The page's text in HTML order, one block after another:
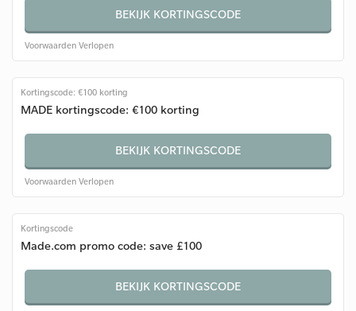
BEKIJK KORTINGSCODE
Voorwaarden Verlopen
Kortingscode: €100 korting
MADE kortingscode: €100 korting
BEKIJK KORTINGSCODE
Voorwaarden Verlopen
Kortingscode
Made.com promo code: save £100
BEKIJK KORTINGSCODE